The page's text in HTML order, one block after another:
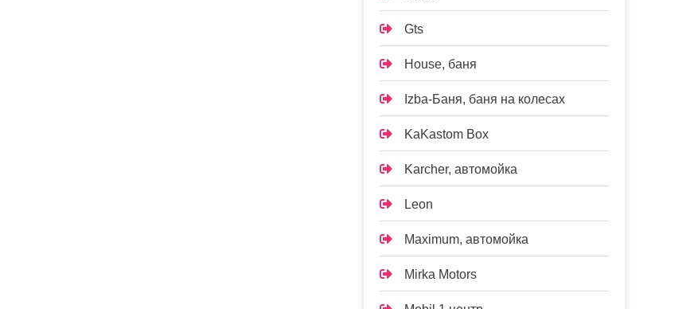
Gts
House, баня
Izba-Баня, баня на колесах
KaKastom Box
Karcher, автомойка
Leon
Maximum, автомойка
Mirka Motors